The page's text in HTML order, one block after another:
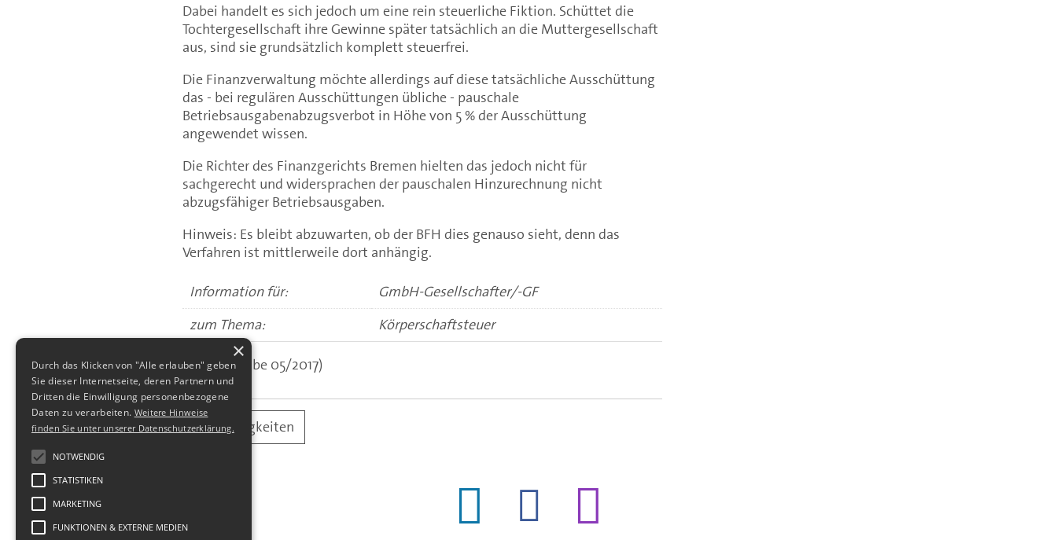
Dabei handelt es sich jedoch um eine rein steuerliche Fiktion. Schüttet die
Tochtergesellschaft ihre Gewinne später tatsächlich an die Muttergesellschaft
aus, sind sie grundsätzlich komplett steuerfrei.
Die Finanzverwaltung möchte allerdings auf diese tatsächliche Ausschüttung
das - bei regulären Ausschüttungen übliche - pauschale
Betriebsausgabenabzugsverbot in Höhe von 5 % der Ausschüttung
angewendet wissen.
Die Richter des Finanzgerichts Bremen hielten das jedoch nicht für
sachgerecht und widersprachen der pauschalen Hinzurechnung nicht
abzugsfähiger Betriebsausgaben.
Hinweis: Es bleibt abzuwarten, ob der BFH dies genauso sieht, denn das
Verfahren ist mittlerweile dort anhängig.
Information für:
GmbH-Gesellschafter/-GF
zum Thema:
Körperschaftsteuer
(aus: Ausgabe 05/2017)
alle Neuigkeiten
×
Durch das Klicken von "Alle erlauben" geben
Sie dieser Internetseite, deren Partnern und
Dritten die Einwilligung personenbezogene
Daten zu verarbeiten. Weitere Hinweise
finden Sie unter unserer Datenschutzerklärung.
NOTWENDIG
STATISTIKEN
MARKETING
FUNKTIONEN & EXTERNE MEDIEN